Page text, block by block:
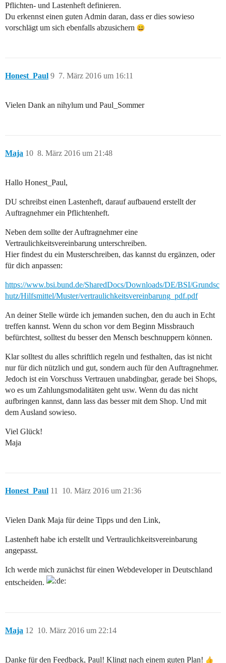
Pflichten- und Lastenheft definieren.
Du erkennst einen guten Admin daran, dass er dies sowieso
vorschlägt um sich ebenfalls abzusichern
Honest_Paul 7. März 2016 um 16:11
9
Vielen Dank an nihylum und Paul_Sommer
Maja 8. März 2016 um 21:48
10
Hallo Honest_Paul,
DU schreibst einen Lastenheft, darauf aufbauend erstellt der
Auftragnehmer ein Pflichtenheft.
Neben dem sollte der Auftragnehmer eine
Vertraulichkeitsvereinbarung unterschreiben.
Hier findest du ein Musterschreiben, das kannst du ergänzen, oder
für dich anpassen:
https://www.bsi.bund.de/SharedDocs/Downloads/DE/BSI/Grundsc
hutz/Hilfsmittel/Muster/vertraulichkeitsvereinbarung_pdf.pdf
An deiner Stelle würde ich jemanden suchen, den du auch in Echt
treffen kannst. Wenn du schon vor dem Beginn Missbrauch
befürchtest, solltest du besser den Mensch beschnuppern können.
Klar solltest du alles schriftlich regeln und festhalten, das ist nicht
nur für dich nützlich und gut, sondern auch für den Auftragnehmer.
Jedoch ist ein Vorschuss Vertrauen unabdingbar, gerade bei Shops,
wo es um Zahlungsmodalitäten geht usw. Wenn du das nicht
aufbringen kannst, dann lass das besser mit dem Shop. Und mit
dem Ausland sowieso.
Viel Glück!
Maja
Honest_Paul 10. März 2016 um 21:36
11
Vielen Dank Maja für deine Tipps und den Link,
Lastenheft habe ich erstellt und Vertraulichkeitsvereinbarung
angepasst.
Ich werde mich zunächst für einen Webdeveloper in Deutschland
entscheiden.
Maja 10. März 2016 um 22:14
12
Danke für den Feedback, Paul! Klingt nach einem guten Plan!